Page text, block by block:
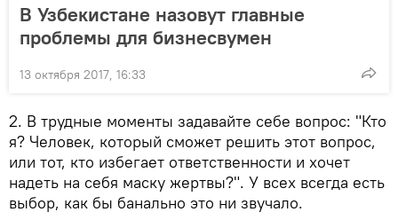
В Узбекистане назовут главные
проблемы для бизнесвумен
13 октября 2017, 16:33
2. В трудные моменты задавайте себе вопрос: "Кто
я? Человек, который сможет решить этот вопрос,
или тот, кто избегает ответственности и хочет
надеть на себя маску жертвы?". У всех всегда есть
выбор, как бы банально это ни звучало.